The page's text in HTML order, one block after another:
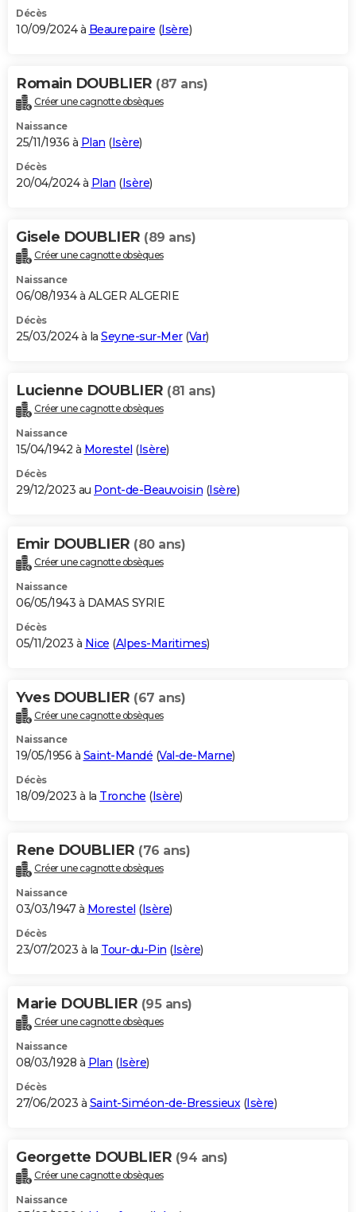
Décès
10/09/2024 à Beaurepaire (Isère)
Romain DOUBLIER (87 ans)
Créer une cagnotte obsèques
Naissance
25/11/1936 à Plan (Isère)
Décès
20/04/2024 à Plan (Isère)
Gisele DOUBLIER (89 ans)
Créer une cagnotte obsèques
Naissance
06/08/1934 à ALGER ALGERIE
Décès
25/03/2024 à la Seyne-sur-Mer(Var)
Lucienne DOUBLIER (81 ans)
Créer une cagnotte obsèques
Naissance
15/04/1942 à Morestel (Isère)
Décès
29/12/2023 au Pont-de-Beauvoisin (Isère)
Emir DOUBLIER (80 ans)
Créer une cagnotte obsèques
Naissance
06/05/1943 à DAMAS SYRIE
Décès
05/11/2023 à Nice (Alpes-Maritimes)
Yves DOUBLIER (67 ans)
Créer une cagnotte obsèques
Naissance
19/05/1956 à Saint-Mandé (Val-de-Marne)
Décès
18/09/2023 à la Tronche (Isère)
Rene DOUBLIER (76 ans)
Créer une cagnotte obsèques
Naissance
03/03/1947 à Morestel (Isère)
Décès
23/07/2023 à la Tour-du-Pin (Isère)
Marie DOUBLIER (95 ans)
Créer une cagnotte obsèques
Naissance
08/03/1928 à Plan (Isère)
Décès
27/06/2023 à Saint-Siméon-de-Bressieux(Isère)
Georgette DOUBLIER (94 ans)
Créer une cagnotte obsèques
Naissance